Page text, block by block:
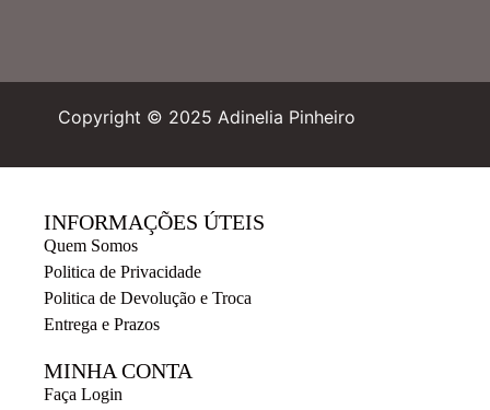
Copyright © 2025 Adinelia Pinheiro
INFORMAÇÕES ÚTEIS
Quem Somos
Politica de Privacidade
Politica de Devolução e Troca
Entrega e Prazos
MINHA CONTA
Faça Login